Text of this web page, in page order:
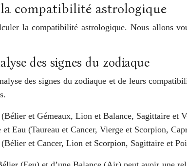
compatibilité astrologique
la compatibilité astrologique. Nous allons
des signes du zodiaque
des signes du zodiaque et de leurs
et Gémeaux, Lion et Balance, Sagittaire et
et Eau (Taureau et Cancer, Vierge et Scorpion,
et Cancer, Lion et Scorpion, Sagittaire et